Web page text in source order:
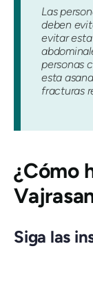
Las
deben
evitar
personas
esta
fracturas
¿Cómo
Siga las